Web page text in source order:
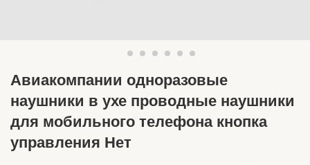
Авиакомпании одноразовые
наушники в ухе проводные наушники
для мобильного телефона кнопка
управления Нет